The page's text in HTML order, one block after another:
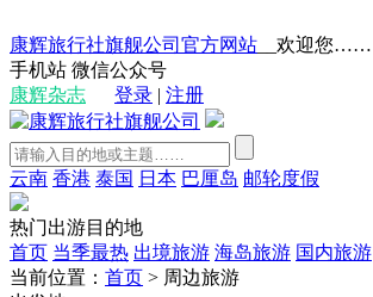
康辉旅行社旗舰公司官方网站 __欢迎您……
手机站 微信公众号
康辉杂志
登录 | 注册
云南 香港 泰国 日本 巴厘岛 邮轮度假
热门出游目的地
首页 当季最热 出境旅游 海岛旅游 国内旅游
当前位置： 首页 > 周边旅游